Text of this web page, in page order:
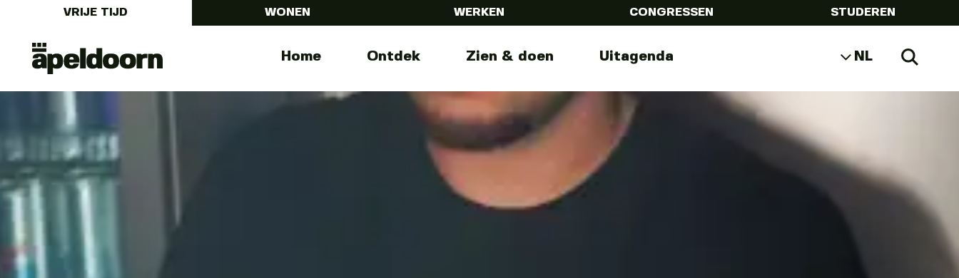
VRIJE TIJD WONEN WERKEN CONGRESSEN STUDEREN
Uit
Apeldoorn
MenuHome Ontdek Zien & doen Uitagenda NL